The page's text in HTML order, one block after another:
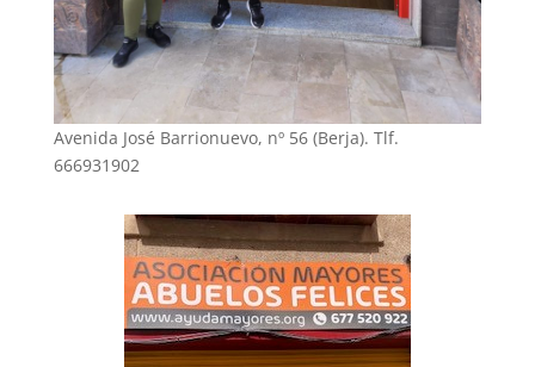
Avenida José Barrionuevo, nº 56 (Berja). Tlf.
666931902